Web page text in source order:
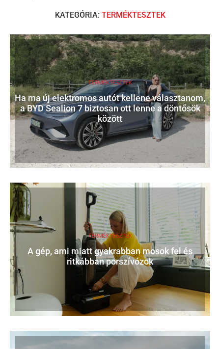
KATEGÓRIA: TERMÉKTESZTEK
TERMÉKTESZTEK
Ha ma új elektromos autót kellene választanom,
a BYD Sealion 7 biztosan ott lenne a döntősök
között
TERMÉKTESZTEK
A gép, ami miatt gyakrabban mosok fel és
ritkábban porszívózok